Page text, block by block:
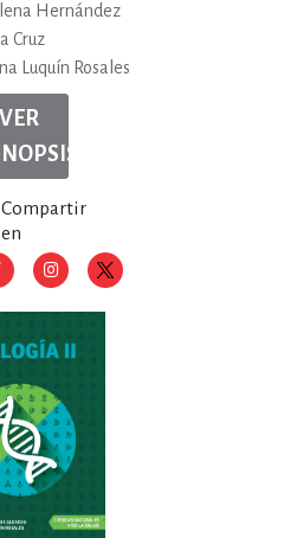
Hernández
Cruz
Luquín Rosales
VER
Compartir
en